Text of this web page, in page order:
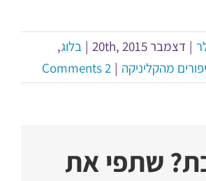
| דצמבר 20th, 2015 | בלוג,
מהקליניקה |
2 Comments
שתפי את